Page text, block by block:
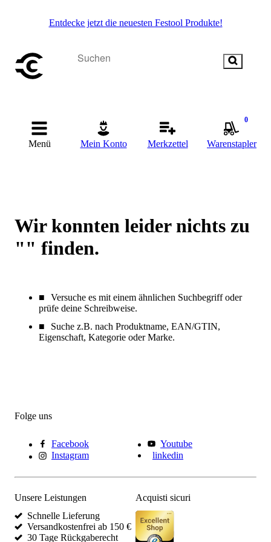
Entdecke jetzt die neuesten Festool Produkte!
Menü Mein Konto Merkzettel
0
Warenstapler
Wir konnten leider nichts zu
"" finden.
Versuche es mit einem ähnlichen Suchbegriff oder
prüfe deine Schreibweise.
Suche z.B. nach Produktname, EAN/GTIN,
Eigenschaft, Kategorie oder Marke.
Folge uns
Facebook
Youtube
Instagram
linkedin
Unsere Leistungen
Schnelle Lieferung
Versandkostenfrei ab 150 €
30 Tage Rückgaberecht
Acquisti sicuri